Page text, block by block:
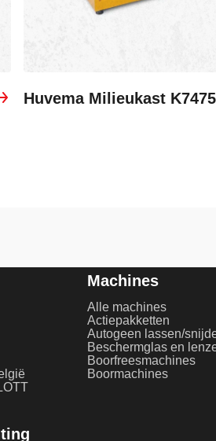
Huvema Milieukast K7475
Machines
Alle machines
Actiepakketten
Autogeen lassen/
Boorfreesmachines
Boormachines